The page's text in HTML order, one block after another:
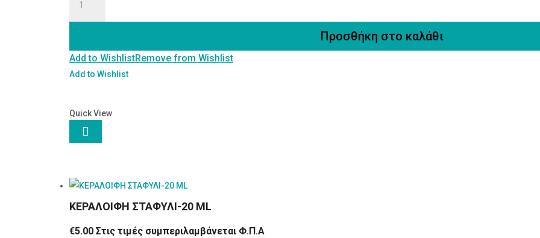
Προσθήκη στο καλάθι
Add to WishlistRemove from Wishlist
Add to Wishlist
Quick View

ΚΕΡΑΛΟΙΦΗ ΣΤΑΦΥΛΙ-20 ML
€5.00 Στις τιμές συμπεριλαμβάνεται Φ.Π.Α